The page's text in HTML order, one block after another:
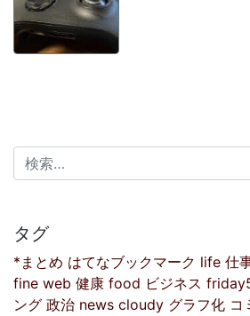
検索:
タグ
*まとめ はてなブックマーク life 仕
fine web 健康 food ビジネス
ング 政治 news cloudy グラフ化 コ